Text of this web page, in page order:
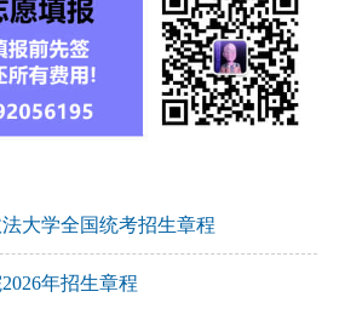
大学全国统考招生章程
年招生章程